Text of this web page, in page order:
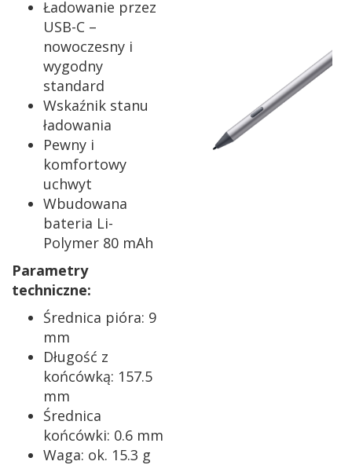
Ładowanie przez
USB-C –
nowoczesny i
wygodny
standard
Wskaźnik stanu
ładowania
Pewny i
komfortowy
uchwyt
Wbudowana
bateria Li-
Polymer 80 mAh
Parametry
techniczne:
Średnica pióra: 9
mm
Długość z
końcówką: 157.5
mm
Średnica
końcówki: 0.6 mm
Waga: ok. 15.3 g